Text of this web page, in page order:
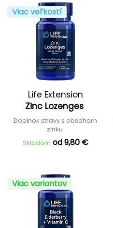
Viac veľkostí
Life Extension
Zinc Lozenges
Doplnok stravy s obsahom
zinku
Skladom od 9,80 €
Viac variantov